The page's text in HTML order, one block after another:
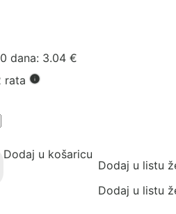
dana: 3.04 €
rata
Dodaj u košaricu
Dodaj u listu
Dodaj u listu